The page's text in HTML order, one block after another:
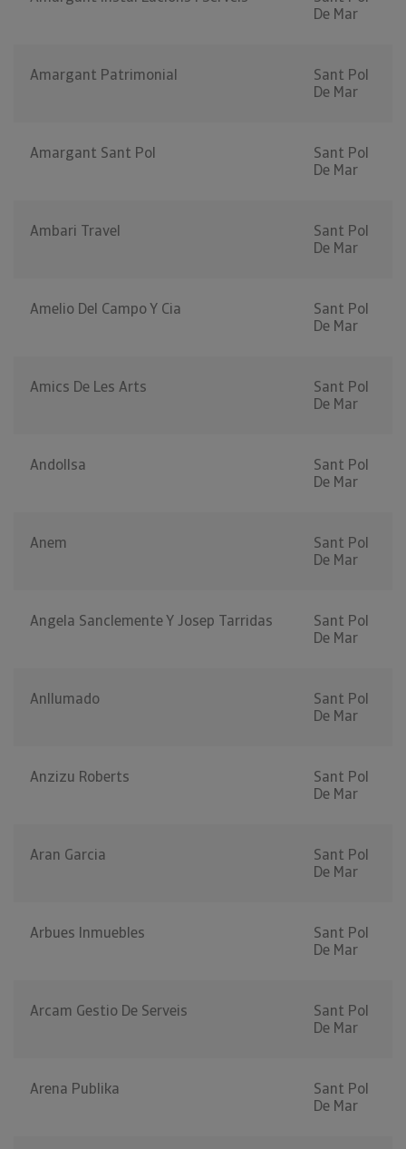
De Mar
Amargant Patrimonial
Sant Pol
De Mar
Amargant Sant Pol
Sant Pol
De Mar
Ambari Travel
Sant Pol
De Mar
Amelio Del Campo Y Cia
Sant Pol
De Mar
Amics De Les Arts
Sant Pol
De Mar
Andollsa
Sant Pol
De Mar
Anem
Sant Pol
De Mar
Angela Sanclemente Y Josep Tarridas
Sant Pol
De Mar
Anllumado
Sant Pol
De Mar
Anzizu Roberts
Sant Pol
De Mar
Aran Garcia
Sant Pol
De Mar
Arbues Inmuebles
Sant Pol
De Mar
Arcam Gestio De Serveis
Sant Pol
De Mar
Arena Publika
Sant Pol
De Mar